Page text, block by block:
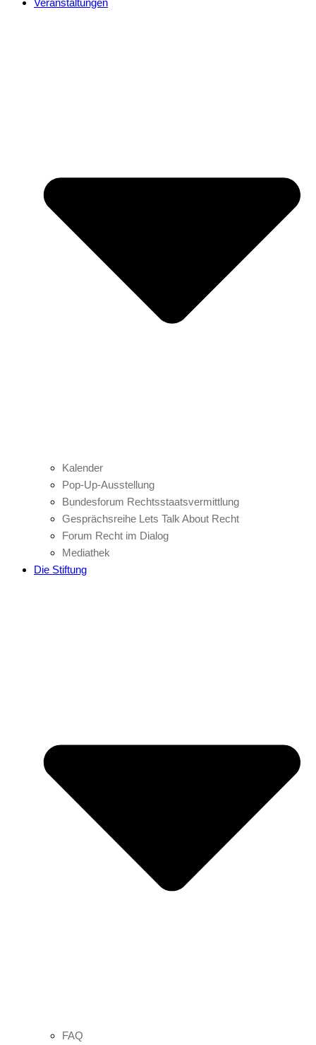
Veranstaltungen
Kalender
Pop-Up-Ausstellung
Bundesforum Rechtsstaatsvermittlung
Gesprächsreihe Lets Talk About Recht
Forum Recht im Dialog
Mediathek
Die Stiftung
FAQ